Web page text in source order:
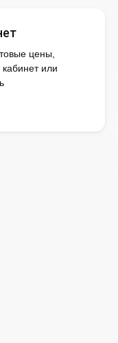
цены,
или